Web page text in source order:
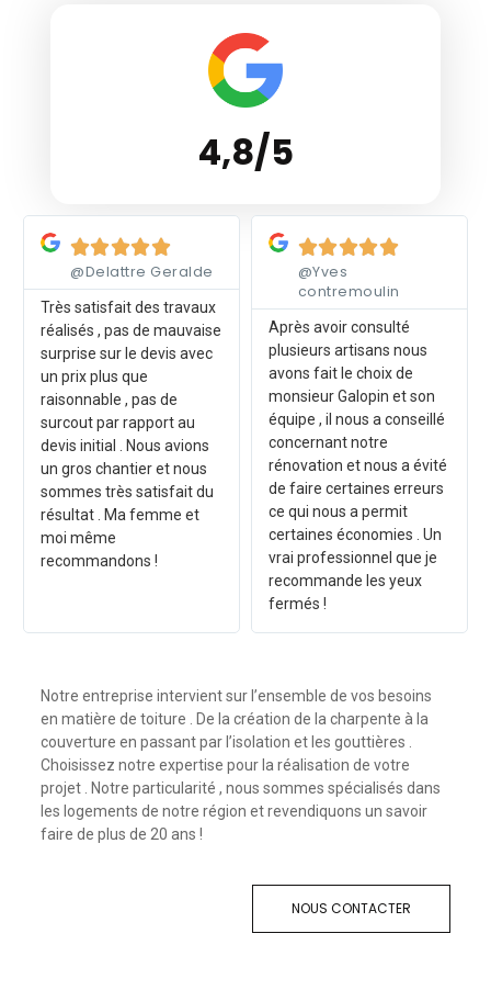
4,8/5

@Delattre Geralde
Très satisfait des travaux
réalisés , pas de mauvaise
surprise sur le devis avec
un prix plus que
raisonnable , pas de
surcout par rapport au
devis initial . Nous avions
un gros chantier et nous
sommes très satisfait du
résultat . Ma femme et
moi même
recommandons !

@Yves
contremoulin
Après avoir consulté
plusieurs artisans nous
avons fait le choix de
monsieur Galopin et son
équipe , il nous a conseillé
concernant notre
rénovation et nous a évité
de faire certaines erreurs
ce qui nous a permit
certaines économies . Un
vrai professionnel que je
recommande les yeux
fermés !
Notre entreprise intervient sur l’ensemble de vos besoins
en matière de toiture . De la création de la charpente à la
couverture en passant par l’isolation et les gouttières .
Choisissez notre expertise pour la réalisation de votre
projet . Notre particularité , nous sommes spécialisés dans
les logements de notre région et revendiquons un savoir
faire de plus de 20 ans !
NOUS CONTACTER